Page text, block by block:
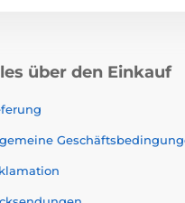
über den Einkauf